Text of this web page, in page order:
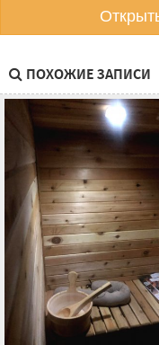
ПОХОЖИЕ ЗАПИСИ